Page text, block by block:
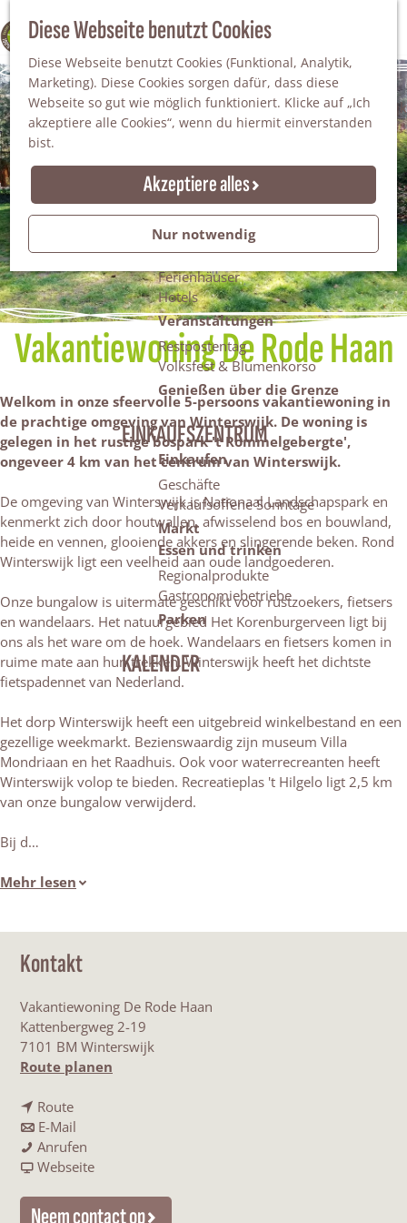
Diese Webseite benutzt Cookies
Diese Webseite benutzt Cookies (Funktional, Analytik,
Marketing). Diese Cookies sorgen dafür, dass diese
Webseite so gut wie möglich funktioniert. Klicke auf „Ich
akzeptiere alle Cookies“, wenn du hiermit einverstanden
bist.
Akzeptiere alles
Nur notwendig
100% WINTERSWIJK
S
u
c
h
e
n
M
e
n
ü
Da staunt man!
Freiheitsbäume
Natur
Naturgebiete
Nationaler Landschaftspark Winterswijk
Der Steingrube
Gärten & Parks
Übernachten
Campingplätze & Ferienparks
Gruppenunterkünfte
Bed & Breakfasts
Ferienhäuser
Hotels
Veranstaltungen
Restpostentag
Volksfest & Blumenkorso
Genießen über die Grenze
EINKAUFSZENTRUM
Einkaufen
Geschäfte
Verkaufsoffene Sonntage
Markt
Essen und trinken
Regionalprodukte
Gastronomiebetriebe
Parken
KALENDER
Vakantiewoning De Rode Haan
Welkom in onze sfeervolle 5-persoons vakantiewoning in
de prachtige omgeving van Winterswijk. De woning is
gelegen in het rustige bospark 't Rommelgebergte',
ongeveer 4 km van het centrum van Winterswijk.
De omgeving van Winterswijk is Nationaal Landschapspark en
kenmerkt zich door houtwallen, afwisselend bos en bouwland,
heide en vennen, glooiende akkers en slingerende beken. Rond
Winterswijk ligt een veelheid aan oude landgoederen.
Onze bungalow is uitermate geschikt voor rustzoekers, fietsers
en wandelaars. Het natuurgebied Het Korenburgerveen ligt bij
ons als het ware om de hoek. Wandelaars en fietsers komen in
ruime mate aan hun trekken. Winterswijk heeft het dichtste
fietspadennet van Nederland.
Het dorp Winterswijk heeft een uitgebreid winkelbestand en een
gezellige weekmarkt. Bezienswaardig zijn museum Villa
Mondriaan en het Raadhuis. Ook voor waterrecreanten heeft
Winterswijk volop te bieden. Recreatieplas 't Hilgelo ligt 2,5 km
van onze bungalow verwijderd.
Bij d…
Mehr lesen
Kontakt
Vakantiewoning De Rode Haan
Kattenbergweg 2-19
7101 BM Winterswijk
Route planen
Routeb
i
s
V
E-Mail
i
s
Anrufen
a
Webseitea
V
Neem contact op